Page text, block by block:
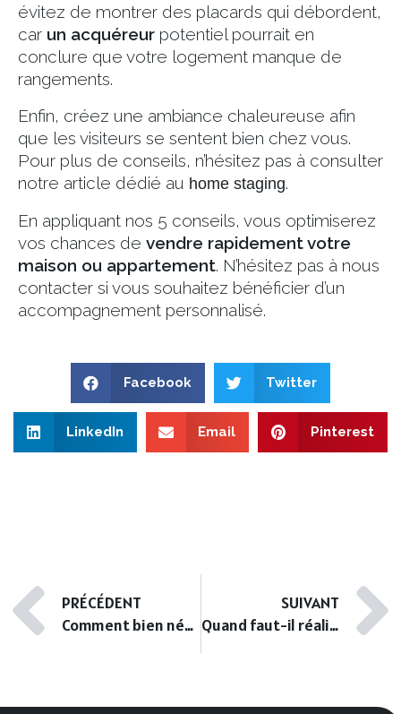
évitez de montrer des placards qui débordent,
car un acquéreur potentiel pourrait en
conclure que votre logement manque de
rangements.
Enfin, créez une ambiance chaleureuse afin
que les visiteurs se sentent bien chez vous.
Pour plus de conseils, n’hésitez pas à consulter
notre article dédié au home staging.
En appliquant nos 5 conseils, vous optimiserez
vos chances de vendre rapidement votre
maison ou appartement. N’hésitez pas à nous
contacter si vous souhaitez bénéficier d’un
accompagnement personnalisé.
Facebook Twitter
LinkedIn Email Pinterest
PRÉCÉDENT
Comment bien négocier le prix d’un bien immobilier ?
SUIVANT
Quand faut-il réaliser les diagnostics immobiliers ?